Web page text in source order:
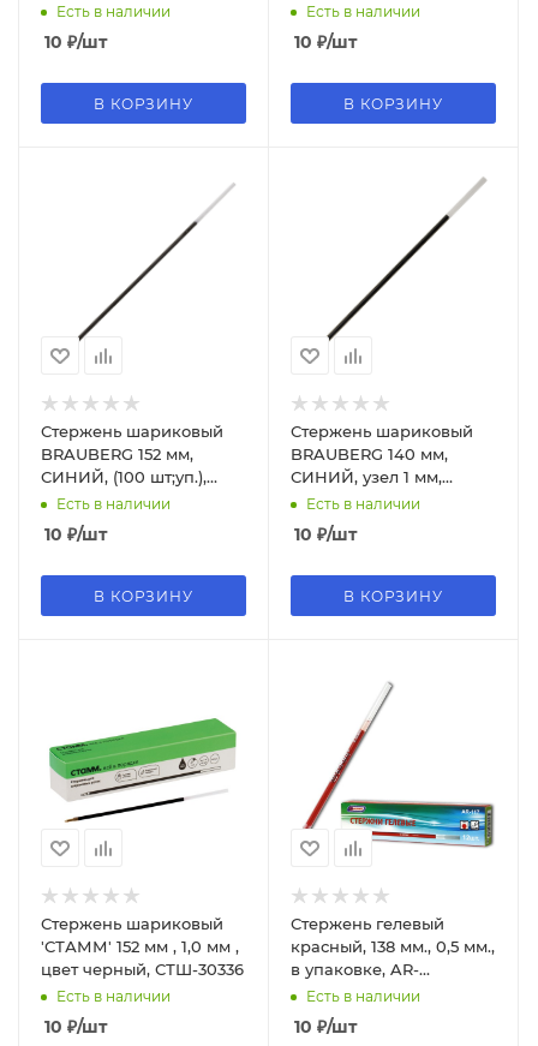
чернил синий, 5075909
Есть в наличии
10 ₽/шт
В КОРЗИНУ
117;ЗЕЛЕНЫЙ
Есть в наличии
10 ₽/шт
В КОРЗИНУ
Стержень шариковый
BRAUBERG 152 мм,
СИНИЙ, (100 шт;уп.),
узел 1 мм, линия письма
0,5 мм, 170174
Есть в наличии
10 ₽/шт
В КОРЗИНУ
Стержень шариковый
BRAUBERG 140 мм,
СИНИЙ, узел 1 мм,
линия письма 0,5 мм,
170177
Есть в наличии
10 ₽/шт
В КОРЗИНУ
Стержень шариковый
'СТАММ' 152 мм , 1,0 мм ,
цвет черный, СТШ-30336
Есть в наличии
10 ₽/шт
Стержень гелевый
красный, 138 мм., 0,5 мм.,
в упаковке, AR-
117;КРАСНЫЙ
Есть в наличии
10 ₽/шт